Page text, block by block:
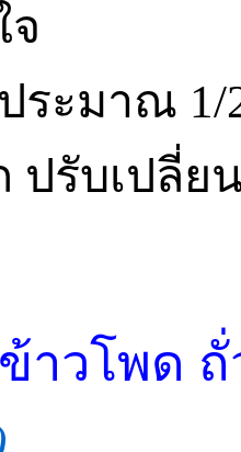
ระมาณ 1/
ปรับเปลี่ย
าวโพด ถั่